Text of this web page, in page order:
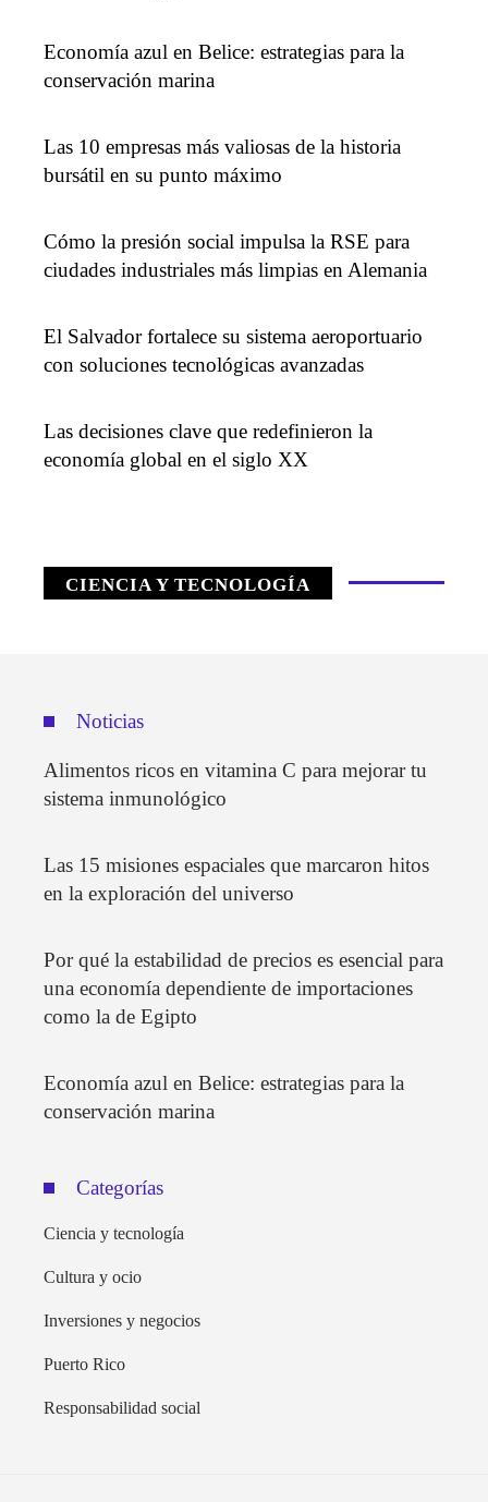
Economía azul en Belice: estrategias para la
conservación marina
Las 10 empresas más valiosas de la historia
bursátil en su punto máximo
Cómo la presión social impulsa la RSE para
ciudades industriales más limpias en Alemania
El Salvador fortalece su sistema aeroportuario
con soluciones tecnológicas avanzadas
Las decisiones clave que redefinieron la
economía global en el siglo XX
CIENCIA Y TECNOLOGÍA
Noticias
Alimentos ricos en vitamina C para mejorar tu
sistema inmunológico
Las 15 misiones espaciales que marcaron hitos
en la exploración del universo
Por qué la estabilidad de precios es esencial para
una economía dependiente de importaciones
como la de Egipto
Economía azul en Belice: estrategias para la
conservación marina
Categorías
Ciencia y tecnología
Cultura y ocio
Inversiones y negocios
Puerto Rico
Responsabilidad social